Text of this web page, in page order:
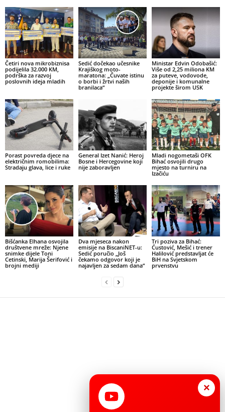
Četiri nova mikrobiznisa
podijelila 32.000 KM,
podrška za razvoj
poslovnih ideja mladih
Sedić dočekao učesnike
Krajiškog moto-
maratona: „Čuvate istinu
o borbi i žrtvi naših
branilaca“
Ministar Edvin Odobašić:
Više od 2,25 miliona KM
za puteve, vodovode,
deponije i komunalne
projekte širom USK
Porast povreda djece na
električnim romobilima:
Stradaju glava, lice i ruke
General Izet Nanić: Heroj
Bosne i Hercegovine koji
nije zaboravljen
Mladi nogometaši OFK
Bihać osvojili drugo
mjesto na turniru na
Izačiću
Bišćanka Elhana osvojila
društvene mreže: Njene
snimke dijele Toni
Cetinski, Marija Šerifović i
brojni mediji
Dva mjeseca nakon
emisije na BiscaniNET-u:
Sedić poručio „Još
čekamo odgovor koji je
najavljen za sedam dana“
Tri poziva za Bihać:
Ćustović, Mešić i trener
Halilović predstavljat će
BiH na Svjetskom
prvenstvu
×